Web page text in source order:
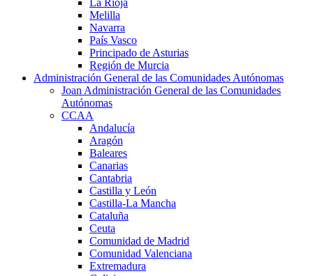
Melilla
Navarra
País Vasco
Principado de Asturias
Región de Murcia
Administración General de las Comunidades Autónomas
Joan Administración General de las Comunidades
Autónomas
CCAA
Andalucía
Aragón
Baleares
Canarias
Cantabria
Castilla y León
Castilla-La Mancha
Cataluña
Ceuta
Comunidad de Madrid
Comunidad Valenciana
Extremadura